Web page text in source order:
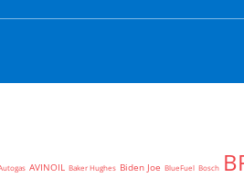
AVINOIL Baker Hughes Biden Joe BlueFuel Bosch